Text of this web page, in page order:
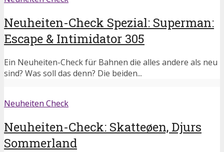
Neuheiten-Check Spezial: Superman:
Escape & Intimidator 305
Ein Neuheiten-Check für Bahnen die alles andere als neu
sind? Was soll das denn? Die beiden...
Neuheiten Check
Neuheiten-Check: Skatteøen, Djurs
Sommerland